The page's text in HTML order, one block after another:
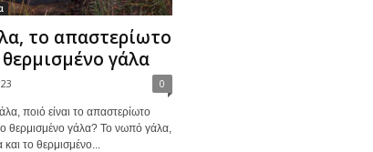
το απαστερίωτο
γάλα
0
ποιό είναι το απαστερίωτο
θερμισμένο γάλα? Το νωπό γάλα,
το θερμισμένο...